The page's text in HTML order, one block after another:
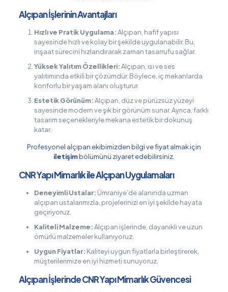
Alçıpan İşlerinin Avantajları
Hızlı ve Pratik Uygulama:Alçıpan, hafif yapısı
sayesinde hızlı ve kolay bir şekilde uygulanabilir. Bu,
inşaat sürecini hızlandırarak zaman tasarrufu sağlar.
Yüksek Yalıtım Özellikleri:Alçıpan, ısı ve ses
yalıtımında etkili bir çözümdür. Böylece, iç mekanlarda
konforlu bir yaşam alanı oluşturur.
Estetik Görünüm:Alçıpan, düz ve pürüzsüz yüzeyi
sayesinde modern ve şık bir görünüm sunar. Ayrıca, farklı
tasarım seçenekleriyle mekana estetik bir dokunuş
katar.
Profesyonel alçıpan ekibimizden bilgi ve fiyat almak için
iletişimbölümünü ziyaret edebilirsiniz.
CNR Yapı Mimarlık ile Alçıpan Uygulamaları
Deneyimli Ustalar: Ümraniye’de alanında uzman
alçıpan ustalarımızla, projelerinizi en iyi şekilde hayata
geçiriyoruz.
Kaliteli Malzeme:Alçıpan işlerinde, dayanıklı ve uzun
ömürlü malzemeler kullanıyoruz.
Uygun Fiyatlar: Kaliteyi uygun fiyatlarla birleştirerek,
müşterilerimize en iyi hizmeti sunuyoruz.
Alçıpan İşlerinde CNR Yapı Mimarlık Güvencesi